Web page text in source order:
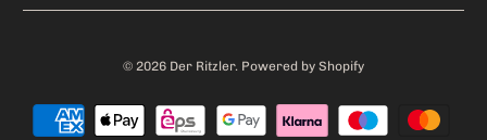
© 2026 Der Ritzler. Powered by Shopify